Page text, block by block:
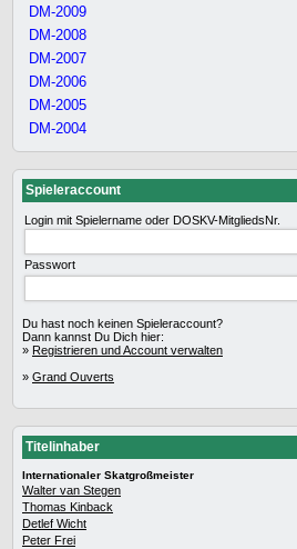
DM-2009
DM-2008
DM-2007
DM-2006
DM-2005
DM-2004
Spieleraccount
Login mit Spielername oder DOSKV-MitgliedsNr.
Passwort
Du hast noch keinen Spieleraccount?
Dann kannst Du Dich hier:
» Registrieren und Account verwalten
» Grand Ouverts
Titelinhaber
Internationaler Skatgroßmeister
Walter van Stegen
Thomas Kinback
Detlef Wicht
Peter Frei